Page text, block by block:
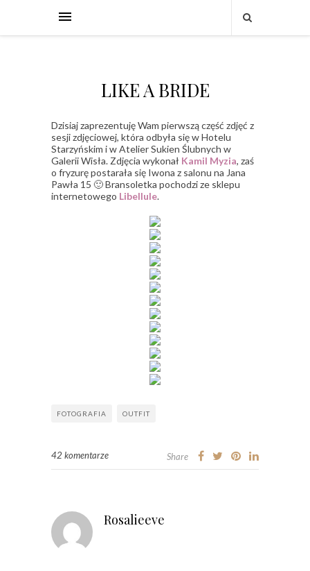
LIKE A BRIDE
Dzisiaj zaprezentuję Wam pierwszą część zdjęć z
sesji zdjęciowej, która odbyła się w Hotelu
Starzyńskim i w Atelier Sukien Ślubnych w
Galerii Wisła. Zdjęcia wykonał Kamil Myzia, zaś
o fryzurę postarała się Iwona z salonu na Jana
Pawła 15 🙂 Bransoletka pochodzi ze sklepu
internetowego Libellule.
FOTOGRAFIA OUTFIT
42 komentarze Share
Rosalieeve